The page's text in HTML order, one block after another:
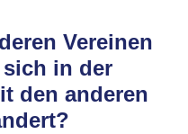
Vereinen
in der
den anderen